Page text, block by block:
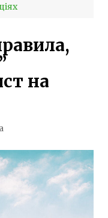
на